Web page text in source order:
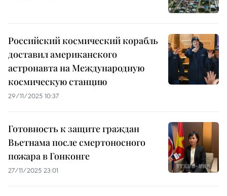
Российский космический корабль
доставил американского
астронавта на Международную
космическую станцию
29/11/2025 10:37
Готовность к защите граждан
Вьетнама после смертоносного
пожара в Гонконге
27/11/2025 23:01